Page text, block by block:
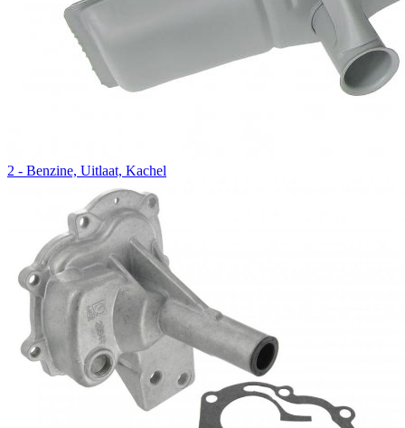
2 - Benzine, Uitlaat, Kachel